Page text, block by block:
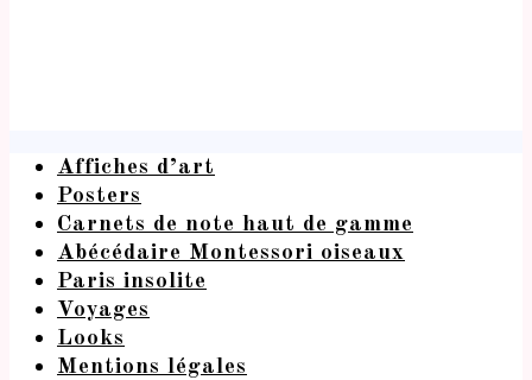
Affiches d’art
Posters
Carnets de note haut de gamme
Abécédaire Montessori oiseaux
Paris insolite
Voyages
Looks
Mentions légales